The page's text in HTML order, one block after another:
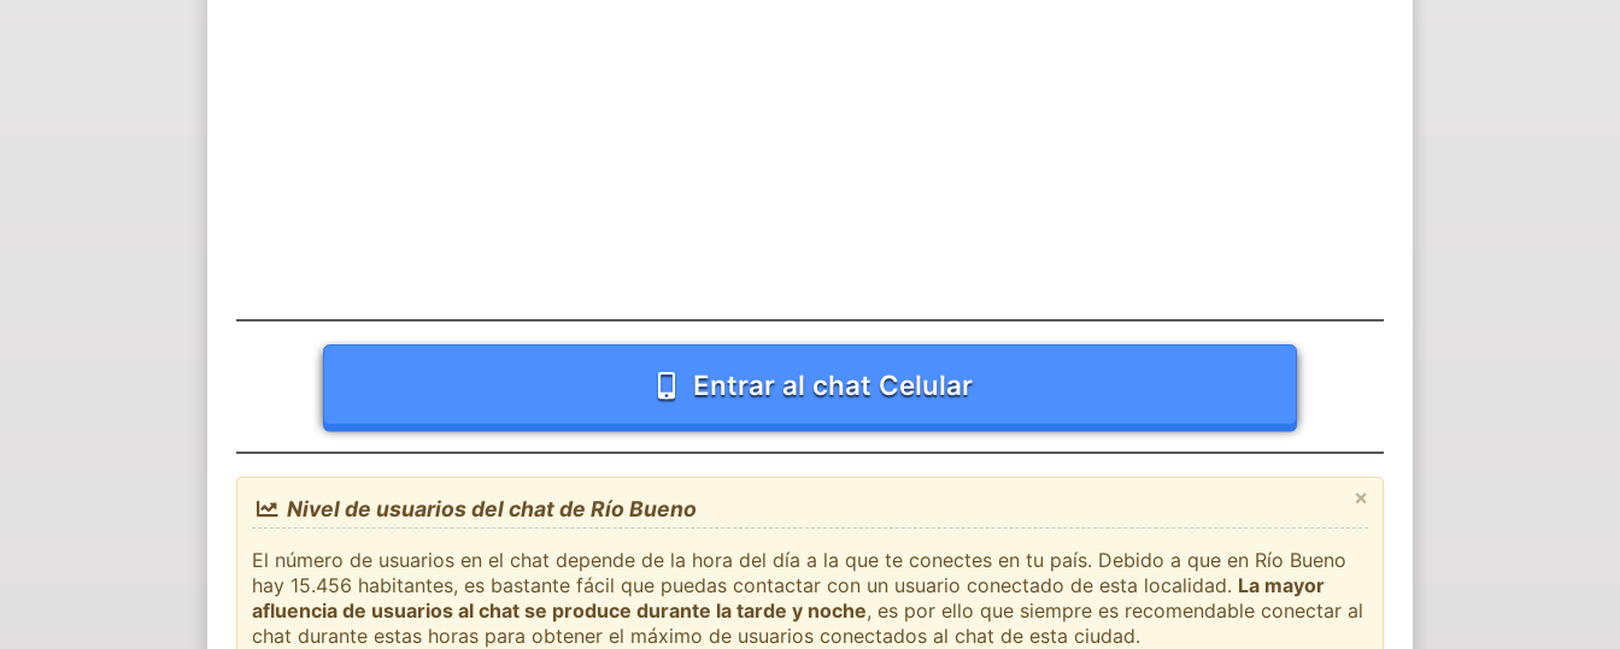
Entrar al chat Celular
×
Nivel de usuarios del chat de Río Bueno
El número de usuarios en el chat depende de la hora del día a la que te conectes en tu país. Debido a que en Río Bueno
hay 15.456 habitantes, es bastante fácil que puedas contactar con un usuario conectado de esta localidad. La mayor
afluencia de usuarios al chat se produce durante la tarde y noche, es por ello que siempre es recomendable conectar al
chat durante estas horas para obtener el máximo de usuarios conectados al chat de esta ciudad.